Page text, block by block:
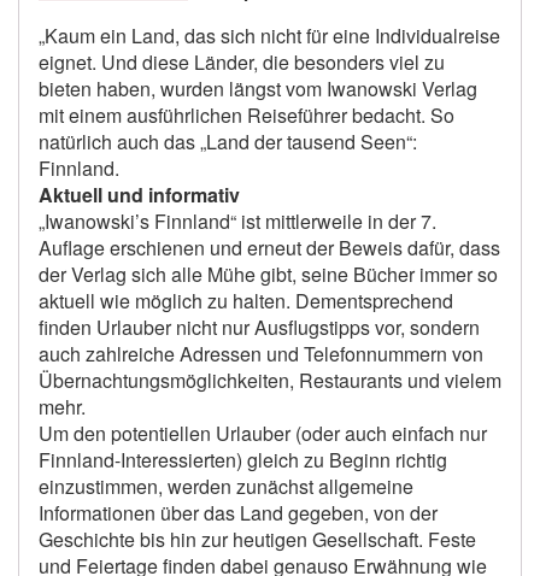
„Kaum ein Land, das sich nicht für eine Individualreise
eignet. Und diese Länder, die besonders viel zu
bieten haben, wurden längst vom Iwanowski Verlag
mit einem ausführlichen Reiseführer bedacht. So
natürlich auch das „Land der tausend Seen“:
Finnland.
Aktuell und informativ
„Iwanowski’s Finnland“ ist mittlerweile in der 7.
Auflage erschienen und erneut der Beweis dafür, dass
der Verlag sich alle Mühe gibt, seine Bücher immer so
aktuell wie möglich zu halten. Dementsprechend
finden Urlauber nicht nur Ausflugstipps vor, sondern
auch zahlreiche Adressen und Telefonnummern von
Übernachtungsmöglichkeiten, Restaurants und vielem
mehr.
Um den potentiellen Urlauber (oder auch einfach nur
Finnland-Interessierten) gleich zu Beginn richtig
einzustimmen, werden zunächst allgemeine
Informationen über das Land gegeben, von der
Geschichte bis hin zur heutigen Gesellschaft. Feste
und Feiertage finden dabei genauso Erwähnung wie